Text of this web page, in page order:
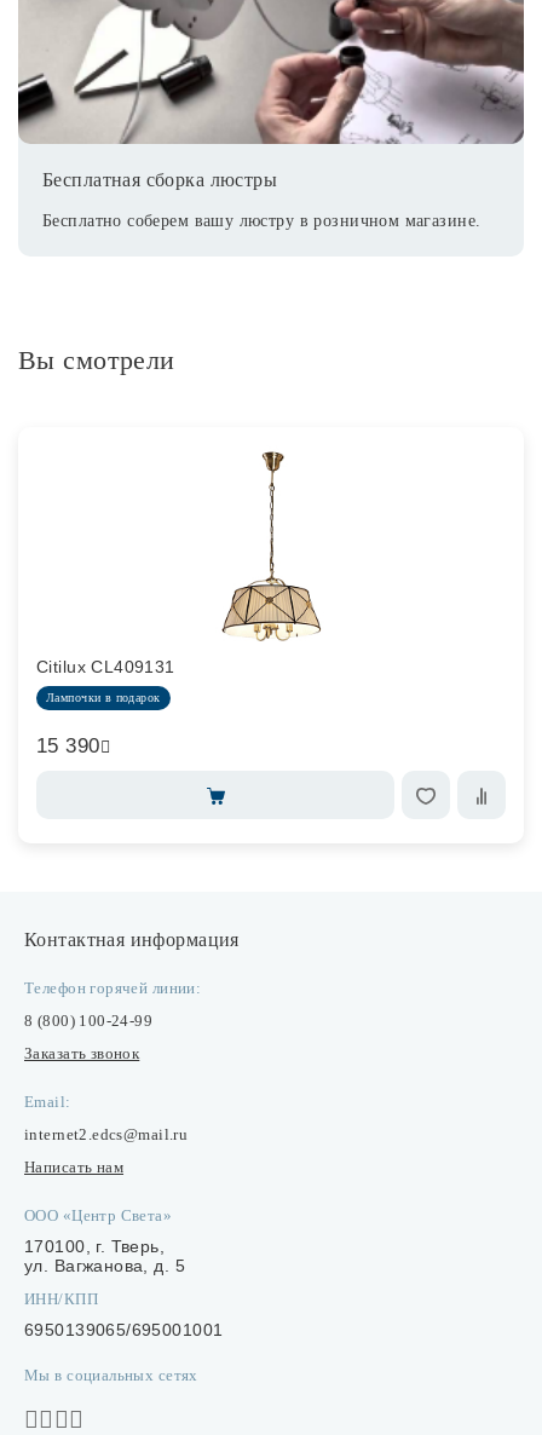
Бесплатная сборка люстры
Бесплатно соберем вашу люстру в розничном магазине.
Вы смотрели
Citilux CL409131
Лампочки в подарок
15 390
Контактная информация
Телефон горячей линии:
8 (800) 100-24-99
Заказать звонок
Email:
internet2.edcs@mail.ru
Написать нам
ООО «Центр Света»
170100, г. Тверь,
ул. Вагжанова, д. 5
ИНН/КПП
6950139065/695001001
Мы в социальных сетях